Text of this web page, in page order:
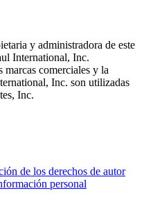
y administradora de este
International, Inc.
marcas comerciales y la
Inc. son utilizadas
Inc.
de los derechos de autor
personal